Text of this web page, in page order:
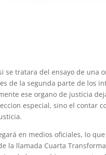
se tratara del ensayo de una
de la segunda parte de los
ese organo de justicia
especial, sino el contar
en medios oficiales, lo
la llamada Cuarta